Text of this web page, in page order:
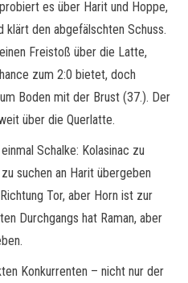
es über Harit und Hoppe,
klärt den abgefälschten Schuss.
Freistoß über die Latte,
zum 2:0 bietet, doch
Boden mit der Brust (37.). Der
über die Querlatte.
Schalke: Kolasinac zu
suchen an Harit übergeben
Tor, aber Horn ist zur
Durchgangs hat Raman, aber
Konkurrenten – nicht nur der